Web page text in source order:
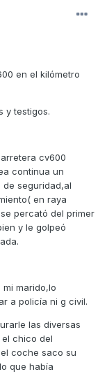
en el kilómetro
y testigos.
cv600
continua un
seguridad,al
en raya
percató del primer
y le golpeó
marido,lo
a policía ni g civil.
las diversas
chico del
coche saco su
que había